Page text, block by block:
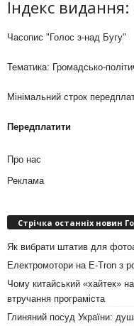
Індекс видання:
Часопис "Голос з-над Бугу"
Тематика: Громадсько-
Мінімальний строк
Передплатити
Про нас
Реклама
Стрічка останніх новин
Як вибрати штатив для
Електромотори на E-Tron з
Чому китайський «хайтек»
втручання програміста
Глиняний посуд України: